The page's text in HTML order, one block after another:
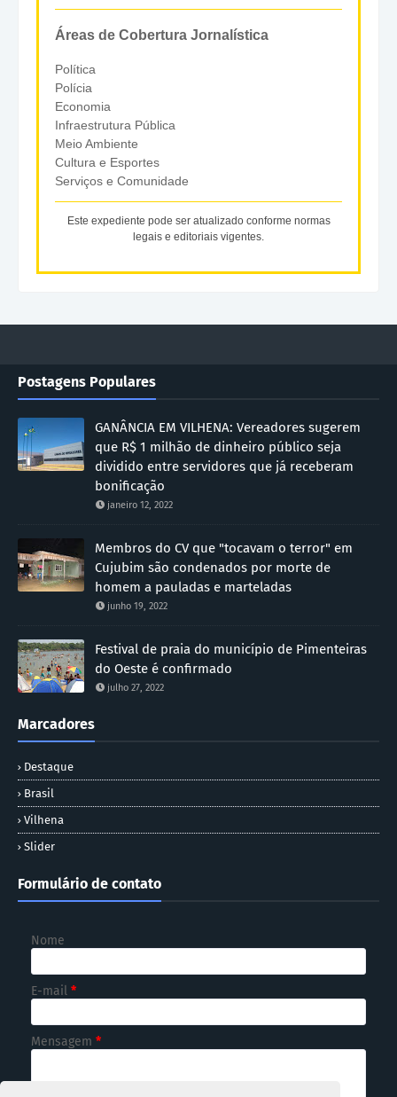
Áreas de Cobertura Jornalística
Política
Polícia
Economia
Infraestrutura Pública
Meio Ambiente
Cultura e Esportes
Serviços e Comunidade
Este expediente pode ser atualizado conforme normas
legais e editoriais vigentes.
Postagens Populares
GANÂNCIA EM VILHENA: Vereadores sugerem
que R$ 1 milhão de dinheiro público seja
dividido entre servidores que já receberam
bonificação
janeiro 12, 2022
Membros do CV que "tocavam o terror" em
Cujubim são condenados por morte de
homem a pauladas e marteladas
junho 19, 2022
Festival de praia do município de Pimenteiras
do Oeste é confirmado
julho 27, 2022
Marcadores
Destaque
Brasil
Vilhena
Slider
Formulário de contato
Nome
E-mail *
Mensagem *